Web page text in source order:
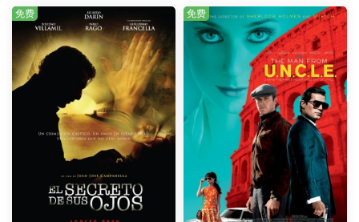
免费 免费